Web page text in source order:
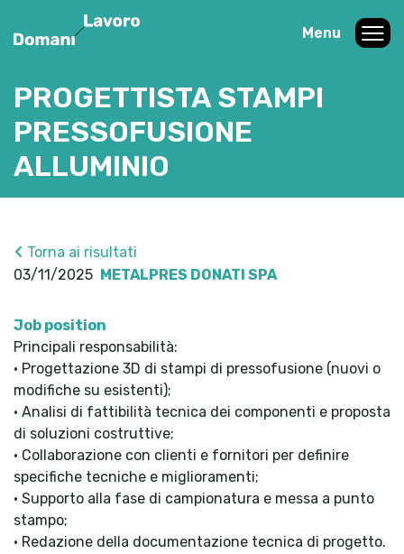
Menu
PROGETTISTA STAMPI
PRESSOFUSIONE
ALLUMINIO
Torna ai risultati
03/11/2025 METALPRES DONATI SPA
Job position
Principali responsabilità:
• Progettazione 3D di stampi di pressofusione (nuovi o
modifiche su esistenti);
• Analisi di fattibilità tecnica dei componenti e proposta
di soluzioni costruttive;
• Collaborazione con clienti e fornitori per definire
specifiche tecniche e miglioramenti;
• Supporto alla fase di campionatura e messa a punto
stampo;
• Redazione della documentazione tecnica di progetto.